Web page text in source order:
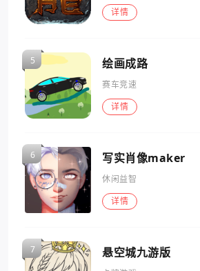
详情
绘画成路
赛车竞速
详情
写实肖像maker
休闲益智
详情
悬空城九游版